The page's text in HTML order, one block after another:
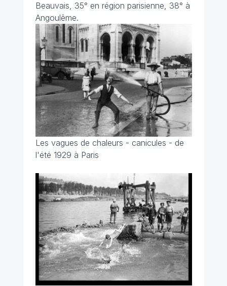
Beauvais, 35° en région parisienne, 38° à
Angoulême.
Les vagues de chaleurs - canicules - de
l'été 1929 à Paris